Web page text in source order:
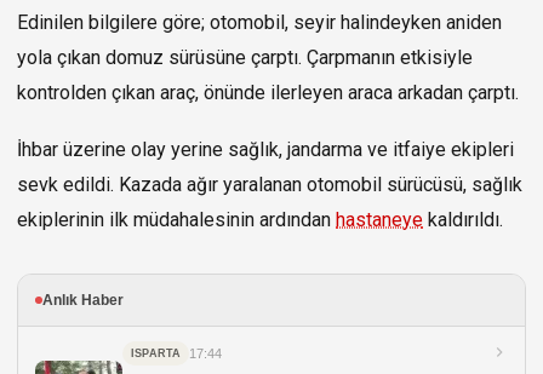
Edinilen bilgilere göre; otomobil, seyir halindeyken aniden
yola çıkan domuz sürüsüne çarptı. Çarpmanın etkisiyle
kontrolden çıkan araç, önünde ilerleyen araca arkadan çarptı.
İhbar üzerine olay yerine sağlık, jandarma ve itfaiye ekipleri
sevk edildi. Kazada ağır yaralanan otomobil sürücüsü, sağlık
ekiplerinin ilk müdahalesinin ardından hastaneye kaldırıldı.
Anlık Haber
ISPARTA 17:44